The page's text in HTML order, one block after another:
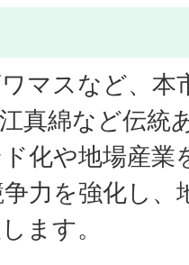
マスなど、本
真綿など伝統
化や地場産業
力を強化し、
ます。